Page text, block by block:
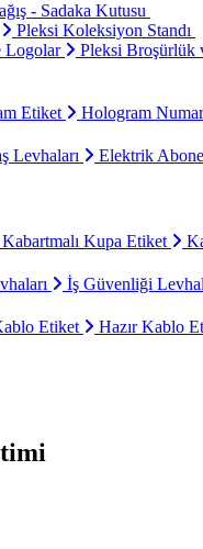
- Sadaka Kutusu
Pleksi Koleksiyon Standı
Logolar Pleksi Broşürlük
Etiket Hologram
Levhaları Elektrik
Kabartmalı Kupa Etiket
İş Güvenliği
Etiket Hazır Kablo